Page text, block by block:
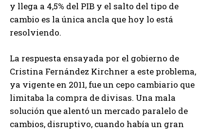
y llega a 4,5% del PIB y el salto del tipo de
cambio es la única ancla que hoy lo está
resolviendo.
La respuesta ensayada por el gobierno de
Cristina Fernández Kirchner a este problema,
ya vigente en 2011, fue un cepo cambiario que
limitaba la compra de divisas. Una mala
solución que alentó un mercado paralelo de
cambios, disruptivo, cuando había un gran